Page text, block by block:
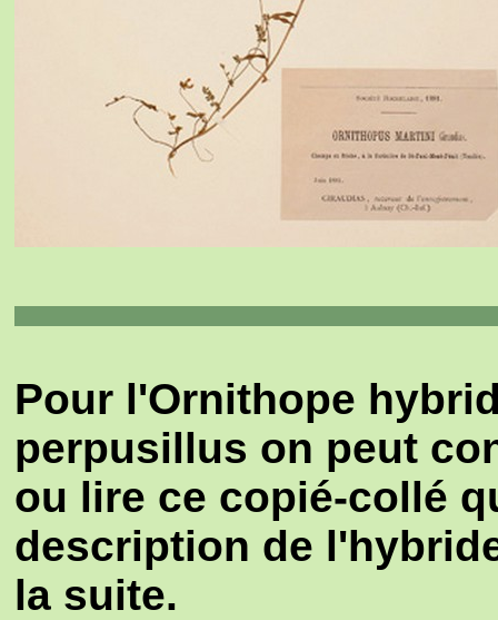
Pour l'Ornithope
perpusillus on peut
ou lire ce copié-collé
description de
la suite.